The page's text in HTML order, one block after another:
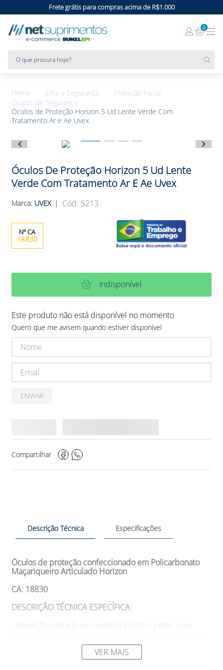
Frete grátis para compras acima de R$1.000
0
EPIs e Segurança
Proteção Facial
Óculos de Segurança
Óculos de Proteção Horizon 5 Ud Lente Verde Com
Tratamento Ar e Ae Uvex
Óculos De Proteção Horizon 5 Ud Lente
Verde Com Tratamento Ar E Ae Uvex
UVEX : S213
18830
Indisponível
Este produto não está disponível no momento
Quero que me avisem quando estiver disponível
ENVIAR
Compartilhar
Descrição Técnica Especificações
Óculos de proteção confeccionado em Policarbonato
Maçariqueiro Articulado Horizon
CA: 18830
DESCRIÇÃO TÉCNICA ESPECÍFICA:
- Armação injetada em material plástico preto, com
proporcionando maior resistência e durabilidade ao
produto. - Hastes tipo espátula, confeccionadas do
mesmo material da armação e articuladas através de
VER MAIS